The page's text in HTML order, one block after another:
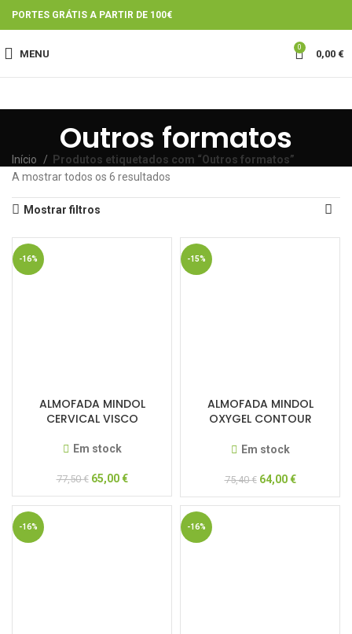
PORTES GRÁTIS A PARTIR DE 100€
MENU
0
0,00 €
Outros formatos
Início
Produtos etiquetados com “Outros formatos”
A mostrar todos os 6 resultados
Mostrar filtros
-16%
ALMOFADA MINDOL
CERVICAL VISCO
Em stock
77,50€ 65,00€
-15%
ALMOFADA MINDOL
OXYGEL CONTOUR
Em stock
75,40€ 64,00€
-16% -16%